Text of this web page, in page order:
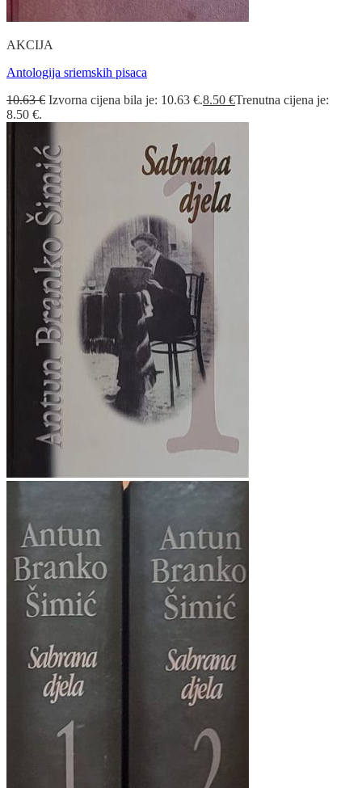
AKCIJA
Antologija sriemskih pisaca
10.63€ Izvorna cijena bila je: 10.63 €.8.50 €Trenutna cijena je:
8.50 €.